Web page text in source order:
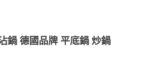
鍋 德國品牌 平底鍋 炒鍋